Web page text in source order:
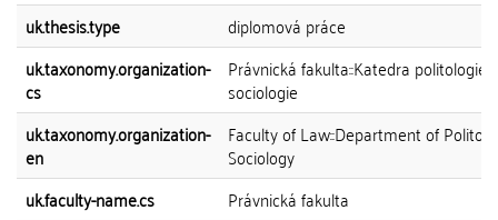
uk.thesis.type
diplomová práce
uk.taxonomy.organization-
cs
Právnická fakulta::Katedra politologie
sociologie
uk.taxonomy.organization-
en
Faculty of Law::Department of
Sociology
uk.faculty-name.cs
Právnická fakulta